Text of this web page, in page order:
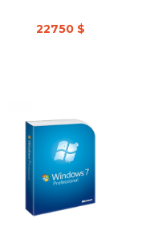
22750 $